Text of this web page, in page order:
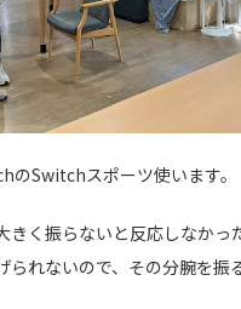
のSwitchスポーツ使います。
きく振らないと反応しなかっ
られないので、その分腕を振